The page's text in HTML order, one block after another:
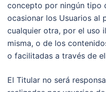
concepto por ningún tipo
ocasionar los Usuarios al
cualquier otra, por el uso
misma, o de los
o facilitadas a través de
El Titular no será